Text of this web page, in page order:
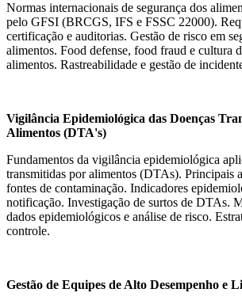
Normas internacionais de segurança dos
pelo GFSI (BRCGS, IFS e FSSC 22000).
certificação e auditorias. Gestão de risco em
alimentos. Food defense, food fraud e cultura
alimentos. Rastreabilidade e gestão de
Vigilância Epidemiológica das Doenças
Alimentos (DTA's)
Fundamentos da vigilância epidemiológica
transmitidas por alimentos (DTAs). Principais
fontes de contaminação. Indicadores
notificação. Investigação de surtos de DTAs.
dados epidemiológicos e análise de risco.
controle.
Gestão de Equipes de Alto Desempenho e